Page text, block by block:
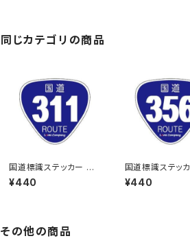
同じカテゴリの商品
国道標識ステッカー 31
1号線
¥440
国道標識ステッ
6号線
¥440
その他の商品